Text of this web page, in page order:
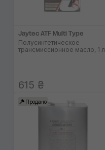
Jaytec ATF Multi Type
Полусинтетическое
трансмиссионное масло, 1 л
615 ₴
Продано